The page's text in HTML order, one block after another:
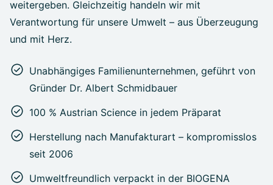
weitergeben. Gleichzeitig handeln wir mit
Verantwortung für unsere Umwelt – aus Überzeugung
und mit Herz.
Unabhängiges Familienunternehmen, geführt von
Gründer Dr. Albert Schmidbauer
100 % Austrian Science in jedem Präparat
Herstellung nach Manufakturart – kompromisslos
seit 2006
Umweltfreundlich verpackt in der BIOGENA